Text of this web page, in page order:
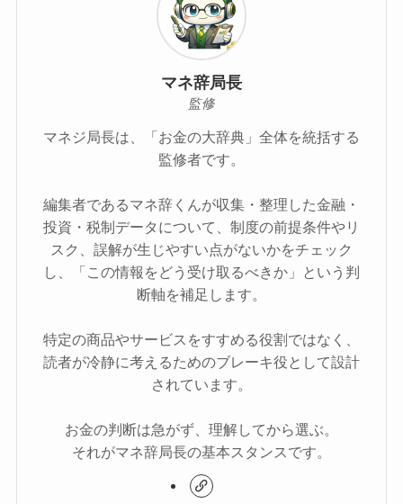
マネ辞局長
監修
マネジ局長は、「お金の大辞典」全体を統括する
監修者です。
編集者であるマネ辞くんが収集・整理した金融・
投資・税制データについて、制度の前提条件やリ
スク、誤解が生じやすい点がないかをチェック
し、「この情報をどう受け取るべきか」という判
断軸を補足します。
特定の商品やサービスをすすめる役割ではなく、
読者が冷静に考えるためのブレーキ役として設計
されています。
お金の判断は急がず、理解してから選ぶ。
それがマネ辞局長の基本スタンスです。